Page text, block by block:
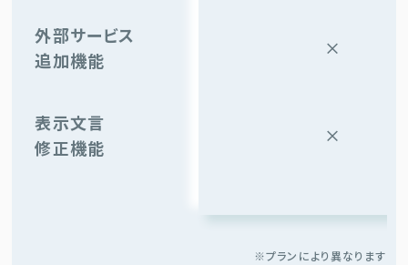
外部サービス
追加機能
×
表示文言
修正機能
×
※プランにより異なります